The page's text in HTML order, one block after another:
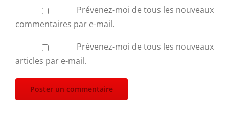
Prévenez-moi de tous les nouveaux
commentaires par e-mail.
Prévenez-moi de tous les nouveaux
articles par e-mail.